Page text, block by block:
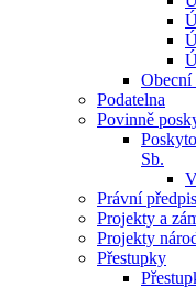
Obecní
Podatelna
Povinně
Sb.
Právní
Projekty a
Projekty
Přestupky